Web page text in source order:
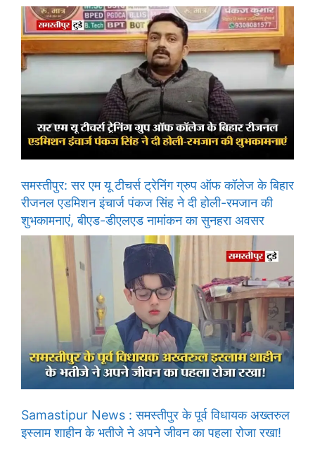
समस्तीपुर: सर एम यू टीचर्स ट्रेनिंग ग्रुप ऑफ कॉलेज के बिहार
रीजनल एडमिशन इंचार्ज पंकज सिंह ने दी होली-रमजान की
शुभकामनाएं, बीएड-डीएलएड नामांकन का सुनहरा अवसर
Samastipur News : समस्तीपुर के पूर्व विधायक अख्तरुल
इस्लाम शाहीन के भतीजे ने अपने जीवन का पहला रोजा रखा!